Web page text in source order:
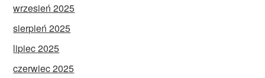
wrzesień 2025
sierpień 2025
lipiec 2025
czerwiec 2025